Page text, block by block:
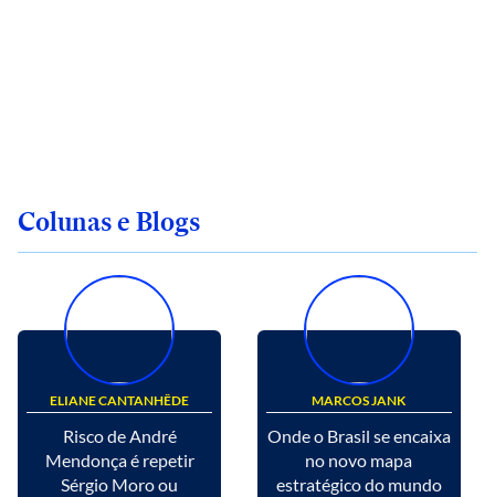
Colunas e Blogs
ELIANE CANTANHÊDE
Risco de André
Mendonça é repetir
Sérgio Moro ou
MARCOS JANK
Onde o Brasil se encaixa
no novo mapa
estratégico do mundo